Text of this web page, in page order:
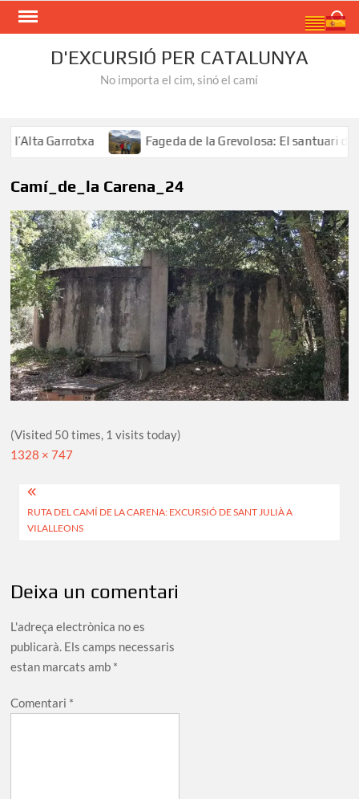
Skip
D'EXCURSIÓ PER CATALUNYA
No importa el cim, sinó el camí
Garrotxa Fageda de la Grevolosa: El santuari dels
Camí_de_la Carena_24
(Visited 50 times, 1 visits today)
Full
1328 × 747
Navegació
d'entrades
RUTA DEL CAMÍ DE LA CARENA: EXCURSIÓ DE SANT JULIÀ A
VILALLEONS
Deixa un comentari
L'adreça electrònica no es
publicarà. Els camps necessaris
estan marcats amb *
Comentari *